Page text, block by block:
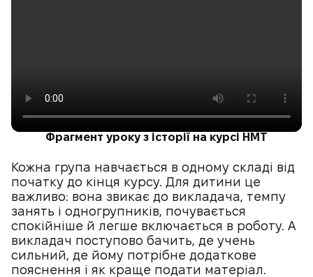
Фрагмент уроку з історії на курсі НМТ
Кожна група навчається в одному складі від
початку до кінця курсу. Для дитини це
важливо: вона звикає до викладача, темпу
занять і одногрупників, почувається
спокійніше й легше включається в роботу. А
викладач поступово бачить, де учень
сильний, де йому потрібне додаткове
пояснення і як краще подати матеріал.